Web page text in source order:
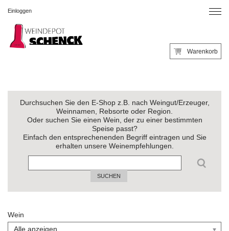
Einloggen
Warenkorb
Durchsuchen Sie den E-Shop z.B. nach Weingut/Erzeuger,
Weinnamen, Rebsorte oder Region.
Oder suchen Sie einen Wein, der zu einer bestimmten
Speise passt?
Einfach den entsprechenenden Begriff eintragen und Sie
erhalten unsere Weinempfehlungen.
SUCHEN
Wein